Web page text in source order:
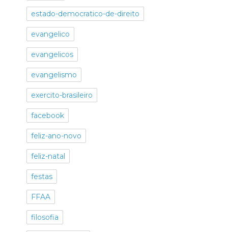
estado-democratico-de-direito
evangelico
evangelicos
evangelismo
exercito-brasileiro
facebook
feliz-ano-novo
feliz-natal
festas
FFAA
filosofia